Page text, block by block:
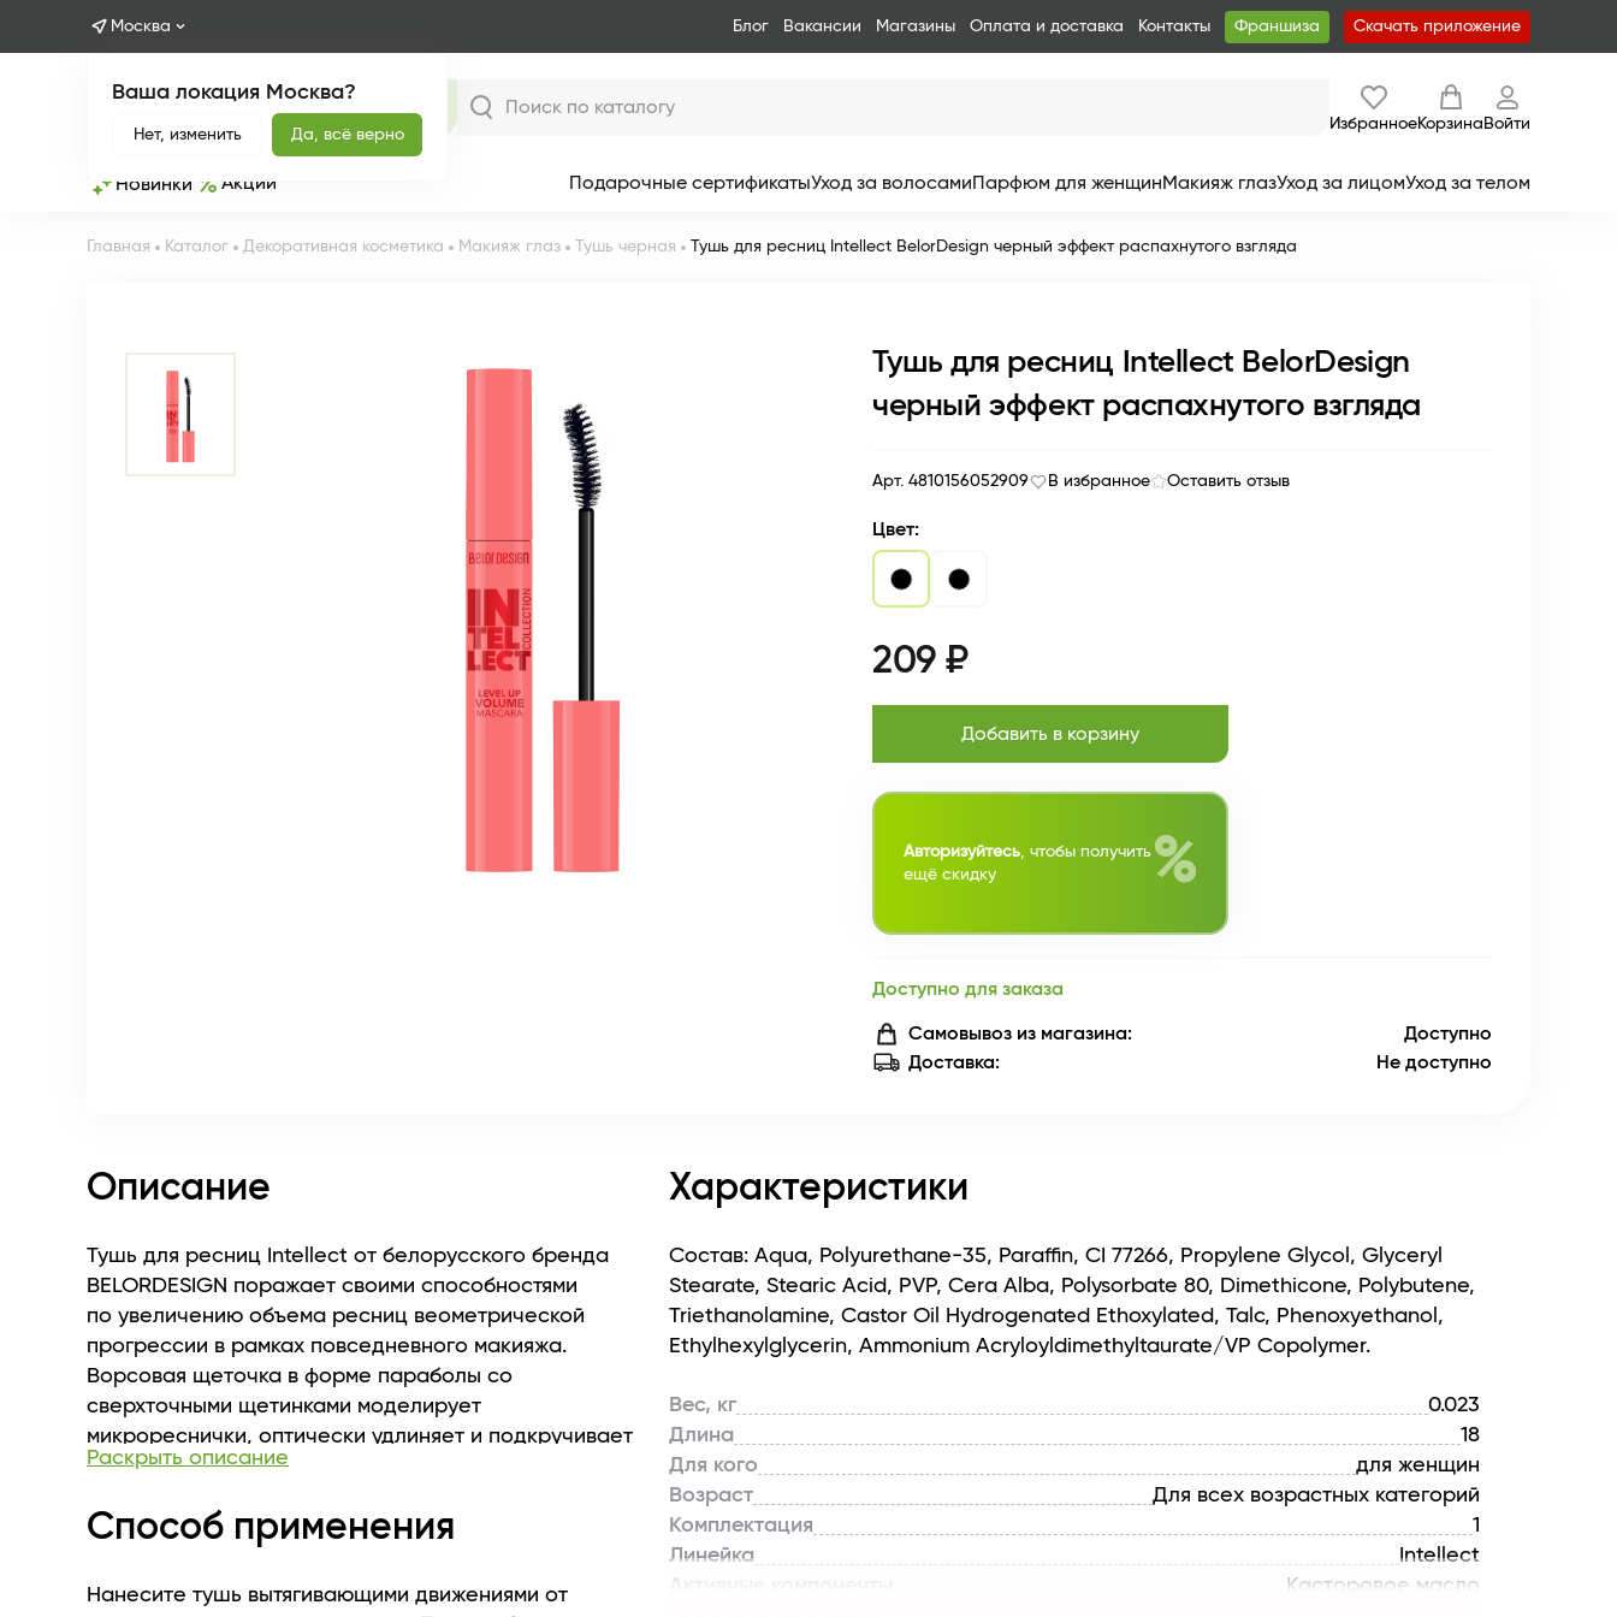
Москва Блог Вакансии Магазины Оплата и доставка Контакты Франшиза Скачать приложение
Ваша локация Москва?
Нет, изменить Да, всё верно
ИзбранноеКорзина Войти
Новинки Акции Подарочные сертификатыУход за волосамиПарфюм для женщинМакияж глазУход за лицомУход за телом
Главная Каталог Декоративная косметика Макияж глаз Тушь черная Тушь для ресниц Intellect BelorDesign черный эффект распахнутого взгляда
Тушь для ресниц Intellect BelorDesign
черный эффект распахнутого взгляда
Арт. 4810156052909 В избранное Оставить отзыв
Цвет:
209 ₽
Добавить в корзину
Авторизуйтесь , чтобы получить
ещё скидку
%
Доступно для заказа
Самовывоз из магазина:
Доступно
Доставка:
Не доступно
Описание
Тушь для ресниц Intellect от белорусского бренда
BELORDESIGN поражает своими способностями
по увеличению объема ресниц веометрической
прогрессии в рамках повседневного макияжа.
Ворсовая щеточка в форме параболы со
сверхточными щетинками моделирует
микрореснички, оптически удлиняет и подкручивает
ресничный ряд, создавая эффект распахнутого взгляда,
Инновационная формула с эффектом
активного дня и легко провести демакияж. Благодаря
Раскрыть описание
Способ применения
Нанесите тушь вытягивающими движениями от
Характеристики
Состав: Aqua, Polyurethane-35, Paraffin, CI 77266, Propylene Glycol, Glyceryl
Stearate, Stearic Acid, PVP, Cera Alba, Polysorbate 80, Dimethicone, Polybutene,
Triethanolamine, Castor Oil Hydrogenated Ethoxylated, Talc, Phenoxyethanol,
Ethylhexylglycerin, Ammonium Acryloyldimethyltaurate/VP Copolymer.
Вес, кг
0.023
Длина
18
Для кого
для женщин
Возраст
Для всех возрастных категорий
Комплектация
1
Линейка
Intellect
Активные компоненты
Касторовое масло